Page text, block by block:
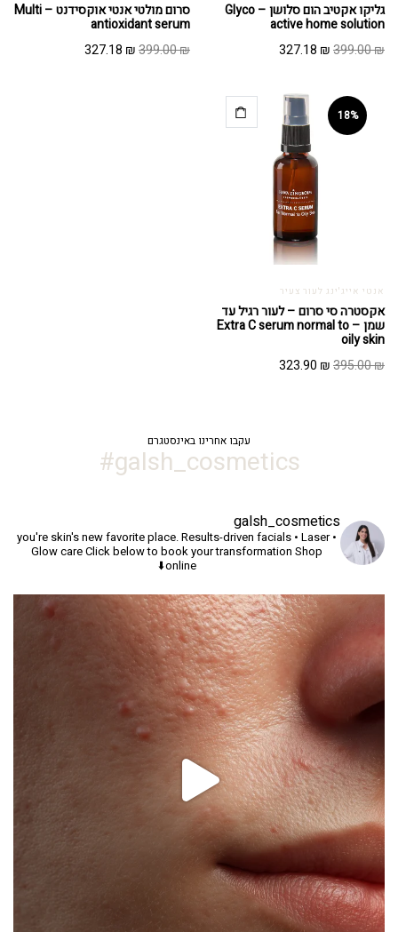
גליקו אקטיב הום סלושן – Glyco
active home solution
399.00₪
המחיר
399.00 ₪.
327.18 ₪
המחיר
327.18 ₪.
סרום מולטי אנטי אוקסידנט – Multi
antioxidant serum
399.00₪
המחיר327.18 ₪
המחיר
18%
אנטי אייג'ינג לעור צעיר
אקסטרה סי סרום – לעור רגיל עד
שמן – Extra C serum normal to
oily skin
395.00₪
המחיר323.90 ₪
המחיר
עקבו אחרינו באינסטגרם
galsh_cosmetics#
galsh_cosmetics
you're skin's new favorite place.Results-driven facials • Laser •
Glow careClick below to book your transformation Shop
online⬇️